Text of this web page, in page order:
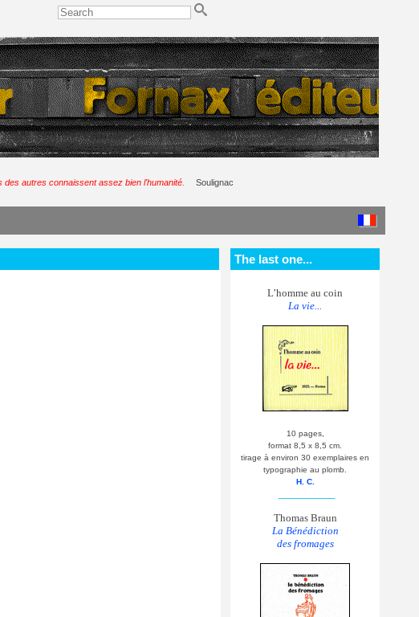
autres connaissent assez bien l'humanité. Soulignac
The last one...
L’homme au coin
La vie...
10 pages,
format 8,5 x 8,5 cm.
tirage à environ 30 exemplaires en
typographie au plomb.
H. C.
Thomas Braun
La Bénédiction
des fromages